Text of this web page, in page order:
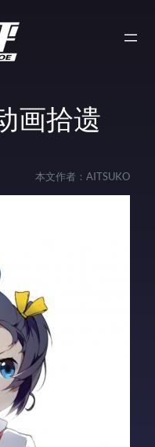
画拾遗
本文作者： AITSUKO